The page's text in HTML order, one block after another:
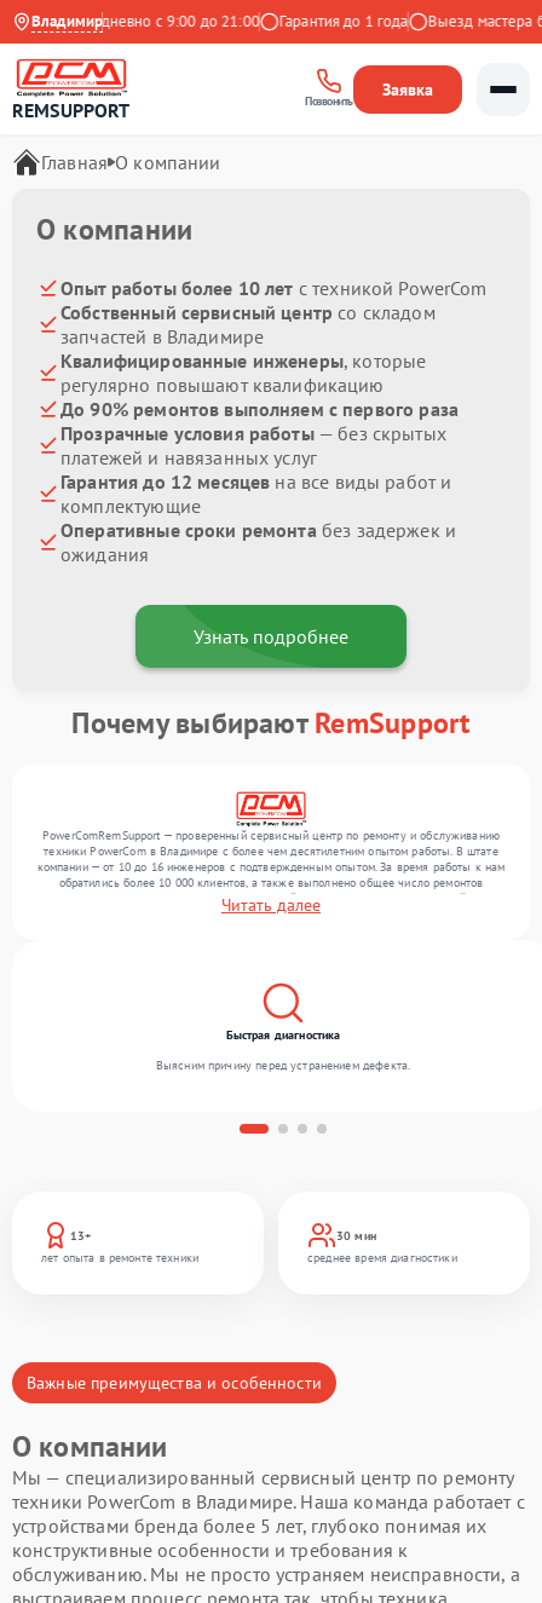
Владимир
Ежедневно с 9:00 до 21:00 Гарантия до 1 года Выезд мастера
REMSUPPORT Позвонить
Заявка
Главная О компании
О компании
Опыт работы более 10 лет с техникой PowerCom
Собственный сервисный центр со складом
запчастей в Владимире
Квалифицированные инженеры, которые
регулярно повышают квалификацию
До 90% ремонтов выполняем с первого раза
Прозрачные условия работы— без скрытых
платежей и навязанных услуг
Гарантия до 12 месяцев на все виды работ и
комплектующие
Оперативные сроки ремонтабез задержек и
ожидания
Узнать подробнее
Почему выбираютRemSupport
PowerComRemSupport — проверенный сервисный центр по ремонту и обслуживанию
техники PowerCom в Владимире с более чем десятилетним опытом работы. В штате
компании — от 10 до 16 инженеров с подтвержденным опытом. За время работы к нам
обратились более 10 000 клиентов, а также выполнено общее число ремонтов
превысило 12 000. Ежемесячно в сервисный центр поступает от 300 устройств,
включая , , . Мы работаем с широким спектром неисправностей и поддерживаем
Читать далее
13+
лет опыта в ремонте техники
30 мин
среднее время диагностики
Быстрая диагностика
Выясним причину перед устранением дефекта.
Важные преимущества и особенности
О компании
Мы — специализированный сервисный центр по ремонту
техники PowerCom в Владимире. Наша команда работает с
устройствами бренда более 5 лет, глубоко понимая их
конструктивные особенности и требования к
обслуживанию. Мы не просто устраняем неисправности, а
выстраиваем процесс ремонта так, чтобы техника